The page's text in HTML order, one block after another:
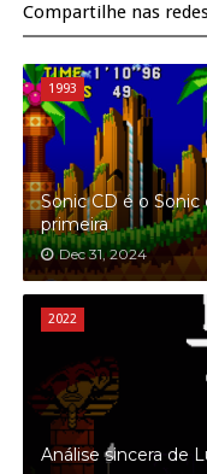
Compartilhe nas
1993
Sonic CD é o
primeira
Dec 31, 2024
2022
Análise sincera de